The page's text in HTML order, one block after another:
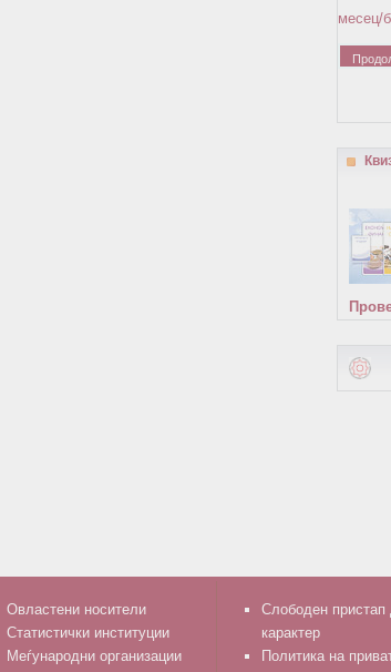
месец/
Овластени носители
Статистички институции
Меѓународни организации
Слободен
карактер
Политика на